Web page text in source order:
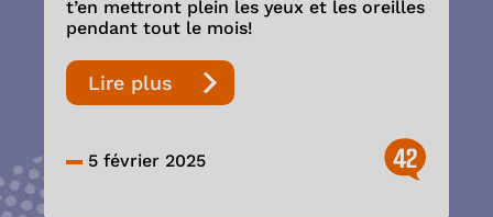
t’en mettront plein les yeux et les oreilles
pendant tout le mois!
Lire plus
5 février 2025 42